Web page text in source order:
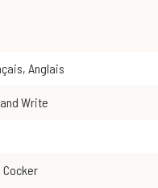
, Anglais
and Write
Cocker